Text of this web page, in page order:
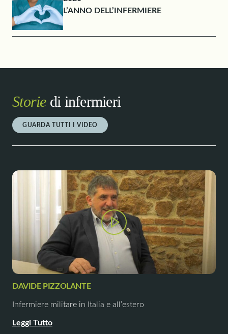
L’ANNO DELL’INFERMIERE
Storiedi infermieri
GUARDA TUTTI I VIDEO
DAVIDE PIZZOLANTE
Infermiere militare in Italia e all’estero
Leggi Tutto